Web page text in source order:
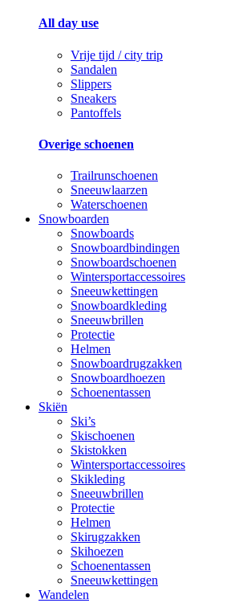
All day use
Vrije tijd / city trip
Sandalen
Slippers
Sneakers
Pantoffels
Overige schoenen
Trailrunschoenen
Sneeuwlaarzen
Waterschoenen
Snowboarden
Snowboards
Snowboardbindingen
Snowboardschoenen
Wintersportaccessoires
Sneeuwkettingen
Snowboardkleding
Sneeuwbrillen
Protectie
Helmen
Snowboardrugzakken
Snowboardhoezen
Schoenentassen
Skiën
Ski’s
Skischoenen
Skistokken
Wintersportaccessoires
Skikleding
Sneeuwbrillen
Protectie
Helmen
Skirugzakken
Skihoezen
Schoenentassen
Sneeuwkettingen
Wandelen